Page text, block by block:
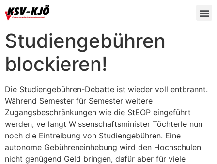
Studiengebühren
blockieren!
Die Studiengebühren-Debatte ist wieder voll entbrannt.
Während Semester für Semester weitere
Zugangsbeschränkungen wie die StEOP eingeführt
werden, verlangt Wissenschaftsminister Töchterle nun
noch die Eintreibung von Studiengebühren. Eine
autonome Gebühreneinhebung wird den Hochschulen
nicht genügend Geld bringen, dafür aber für viele